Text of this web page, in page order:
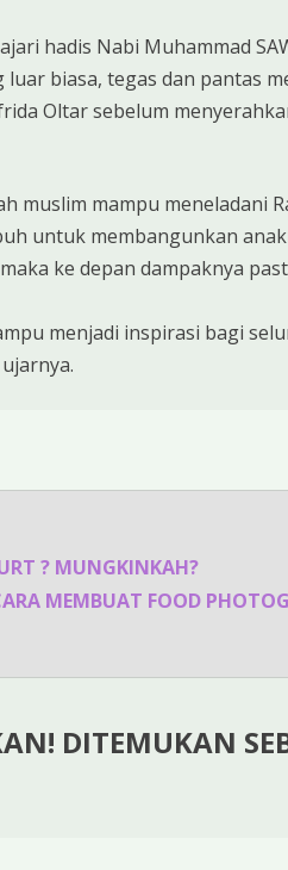
hadis Nabi Muhammad
biasa, tegas dan pantas
Oltar sebelum
muslim mampu meneladani
untuk membangunkan
ke depan dampaknya
menjadi inspirasi bagi
? MUNGKINKAH?
MEMBUAT FOOD
DITEMUKAN